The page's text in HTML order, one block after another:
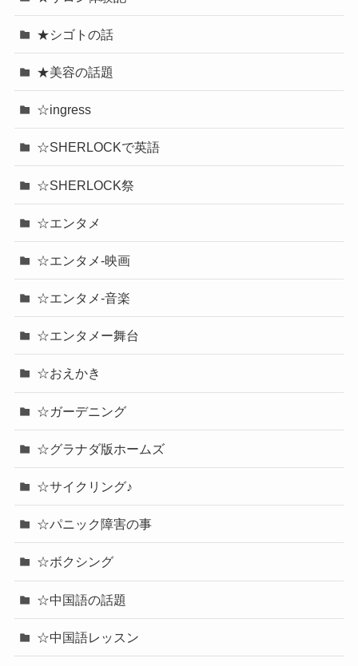
★シゴトの話
★美容の話題
☆ingress
☆SHERLOCKで英語
☆SHERLOCK祭
☆エンタメ
☆エンタメ-映画
☆エンタメ-音楽
☆エンタメー舞台
☆おえかき
☆ガーデニング
☆グラナダ版ホームズ
☆サイクリング♪
☆パニック障害の事
☆ボクシング
☆中国語の話題
☆中国語レッスン